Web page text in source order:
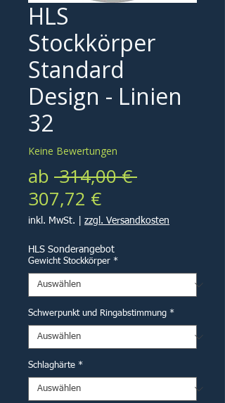
HLS
Stockkörper
Standard
Design - Linien
32
Keine Bewertungen
ab 314,00 €
307,72 €Sale-
Preis
inkl. MwSt. zzgl. Versandkosten
HLS Sonderangebot
Gewicht Stockkörper *
Schwerpunkt und Ringabstimmung *
Schlaghärte *